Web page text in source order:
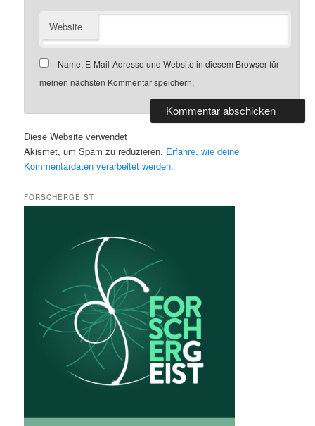
Website
Name, E-Mail-Adresse und Website in diesem Browser für
meinen nächsten Kommentar speichern.
Diese Website verwendet
Akismet, um Spam zu reduzieren. Erfahre, wie deine
Kommentardaten verarbeitet werden.
FORSCHERGEIST